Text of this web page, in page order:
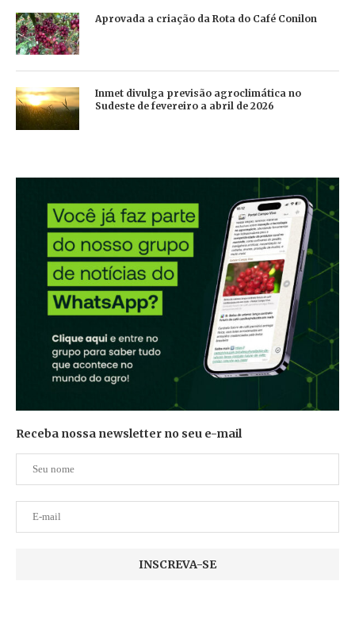
Aprovada a criação da Rota do Café Conilon
Inmet divulga previsão agroclimática no
Sudeste de fevereiro a abril de 2026
Receba nossa newsletter no seu e-mail